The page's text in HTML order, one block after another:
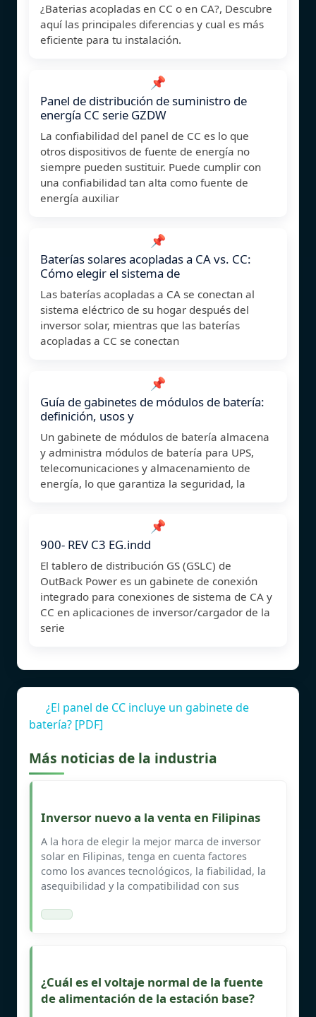
¿Baterias acopladas en CC o en CA?, Descubre
aquí las principales diferencias y cual es más
eficiente para tu instalación.
📌
Panel de distribución de suministro de
energía CC serie GZDW
La confiabilidad del panel de CC es lo que
otros dispositivos de fuente de energía no
siempre pueden sustituir. Puede cumplir con
una confiabilidad tan alta como fuente de
energía auxiliar
📌
Baterías solares acopladas a CA vs. CC:
Cómo elegir el sistema de
Las baterías acopladas a CA se conectan al
sistema eléctrico de su hogar después del
inversor solar, mientras que las baterías
acopladas a CC se conectan
📌
Guía de gabinetes de módulos de batería:
definición, usos y
Un gabinete de módulos de batería almacena
y administra módulos de batería para UPS,
telecomunicaciones y almacenamiento de
energía, lo que garantiza la seguridad, la
📌
900- REV C3 EG.indd
El tablero de distribución GS (GSLC) de
OutBack Power es un gabinete de conexión
integrado para conexiones de sistema de CA y
CC en aplicaciones de inversor/cargador de la
serie
¿El panel de CC incluye un gabinete de
batería? [PDF]
Más noticias de la industria
Inversor nuevo a la venta en Filipinas
A la hora de elegir la mejor marca de inversor
solar en Filipinas, tenga en cuenta factores
como los avances tecnológicos, la fiabilidad, la
asequibilidad y la compatibilidad con sus
¿Cuál es el voltaje normal de la fuente
de alimentación de la estación base?